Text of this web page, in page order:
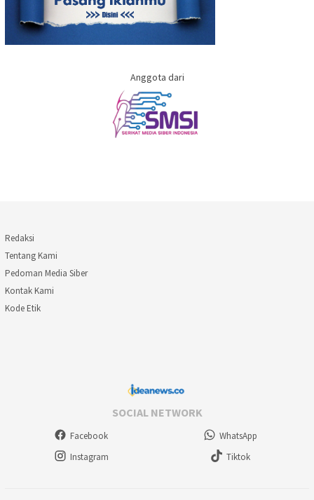
Anggota dari
Redaksi
Tentang Kami
Pedoman Media Siber
Kontak Kami
Kode Etik
SOCIAL NETWORK
Facebook
WhatsApp
Instagram
Tiktok